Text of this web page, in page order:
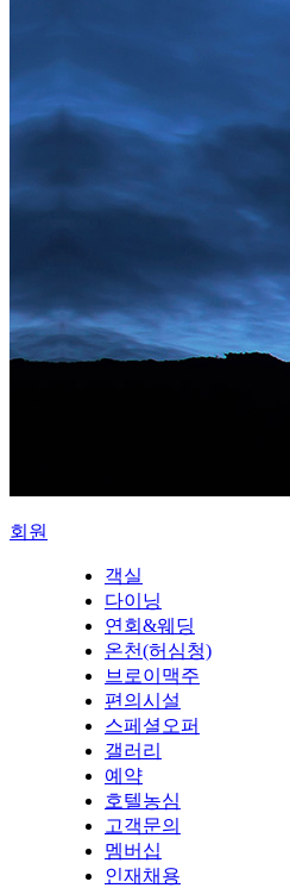
회원
객실
다이닝
연회&웨딩
온천(허심청)
브로이맥주
편의시설
스페셜오퍼
갤러리
예약
호텔농심
고객문의
멤버십
인재채용